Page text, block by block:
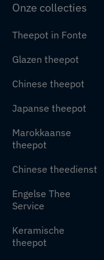
Onze collecties
Theepot in Fonte
Glazen theepot
Chinese theepot
Japanse theepot
Marokkaanse
theepot
Chinese theedienst
Engelse Thee
Service
Keramische
theepot